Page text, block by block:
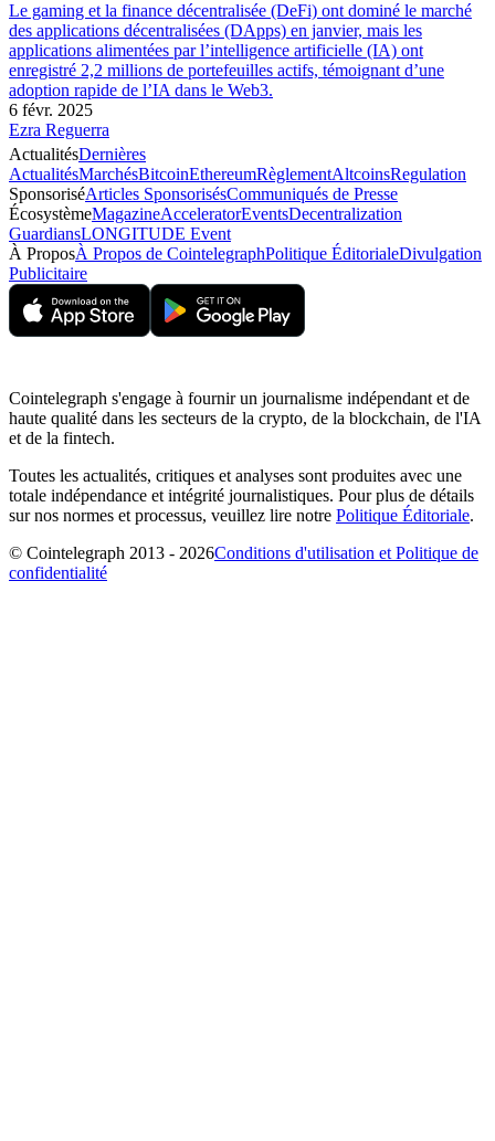
Le gaming et la finance décentralisée (DeFi) ont dominé le marché
des applications décentralisées (DApps) en janvier, mais les
applications alimentées par l’intelligence artificielle (IA) ont
enregistré 2,2 millions de portefeuilles actifs, témoignant d’une
adoption rapide de l’IA dans le Web3.
6 févr. 2025
Ezra Reguerra
ActualitésDernières
ActualitésMarchésBitcoinEthereumRèglementAltcoinsRegulation
SponsoriséArticles SponsorisésCommuniqués de Presse
ÉcosystèmeMagazineAcceleratorEventsDecentralization
GuardiansLONGITUDE Event
À ProposÀ Propos de CointelegraphPolitique ÉditorialeDivulgation
Publicitaire
Cointelegraph s'engage à fournir un journalisme indépendant et de
haute qualité dans les secteurs de la crypto, de la blockchain, de l'IA
et de la fintech.
Toutes les actualités, critiques et analyses sont produites avec une
totale indépendance et intégrité journalistiques. Pour plus de détails
sur nos normes et processus, veuillez lire notre Politique Éditoriale.
© Cointelegraph 2013 - 2026Conditions d'utilisation et Politique de
confidentialité